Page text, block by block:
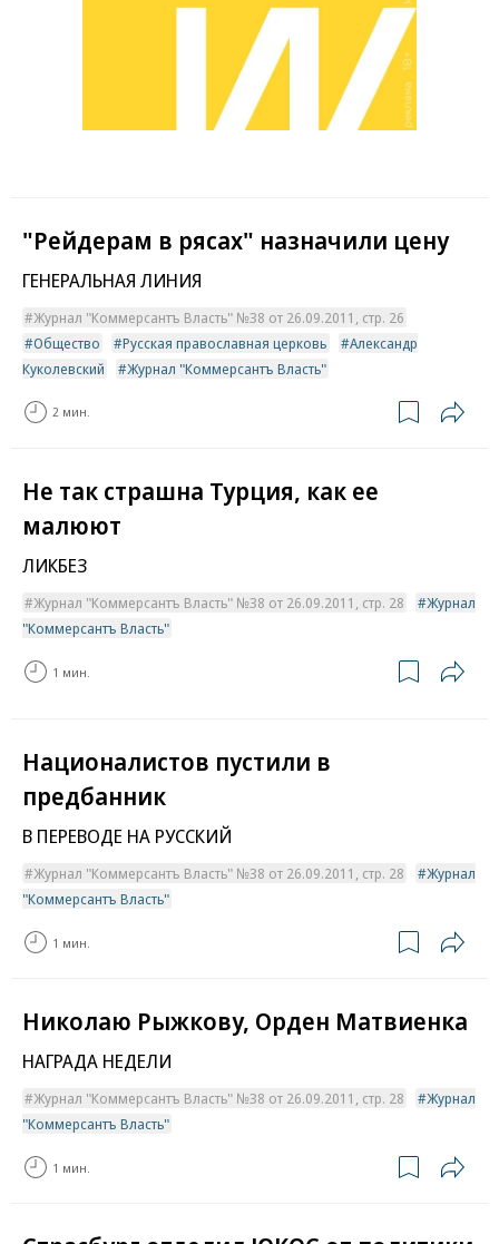
"Рейдерам в рясах" назначили цену
ГЕНЕРАЛЬНАЯ ЛИНИЯ
Журнал "Коммерсантъ Власть" №38 от 26.09.2011, стр. 26
Общество
Русская православная церковь
Александр
Куколевский
Журнал "Коммерсантъ Власть"
2 мин.
Не так страшна Турция, как ее
малюют
ЛИКБЕЗ
Журнал "Коммерсантъ Власть" №38 от 26.09.2011, стр. 28
Журнал
"Коммерсантъ Власть"
1 мин.
Националистов пустили в
предбанник
В ПЕРЕВОДЕ НА РУССКИЙ
Журнал "Коммерсантъ Власть" №38 от 26.09.2011, стр. 28
Журнал
"Коммерсантъ Власть"
1 мин.
Николаю Рыжкову, Орден Матвиенка
НАГРАДА НЕДЕЛИ
Журнал "Коммерсантъ Власть" №38 от 26.09.2011, стр. 28
Журнал
"Коммерсантъ Власть"
1 мин.